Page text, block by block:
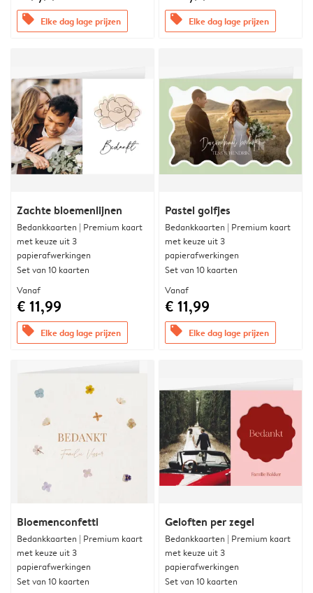
offers Elke dag lage prijzen offers Elke dag lage prijzen
Zachte bloemenlijnen
Bedankkaarten | Premium kaart
met keuze uit 3
papierafwerkingen
Set van 10 kaarten
Vanaf
€ 11,99
offers Elke dag lage prijzen
Pastel golfjes
Bedankkaarten | Premium kaart
met keuze uit 3
papierafwerkingen
Set van 10 kaarten
Vanaf
€ 11,99
offers Elke dag lage prijzen
Bloemenconfetti
Bedankkaarten | Premium kaart
met keuze uit 3
papierafwerkingen
Set van 10 kaarten
Geloften per zegel
Bedankkaarten | Premium kaart
met keuze uit 3
papierafwerkingen
Set van 10 kaarten